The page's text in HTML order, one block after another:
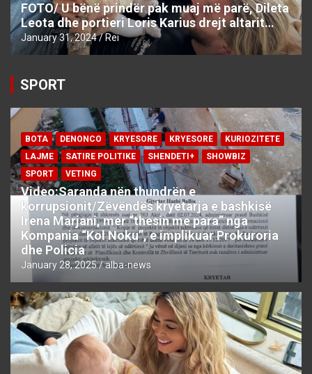
FOTO/ U bënë prindër pak muaj më parë, Dileta
Leota dhe portieri Loris Karius drejt altarit…
January 31, 2024 Rei
SPORT
BOTA DENONCO KRYESORE KRYESORE
KURIOZITETE
LAJME
SATIRE POLITIKE SHENDETI+
SHOWBIZ
SPORT
VETING
Video:Saranda nën thundrën e
korrupsionit/Zëvëndës kryetarja e bashkisë
Irena Marjani, mer “thesin me para” nga
Kompania “Kol Noku”, e implikuar Prokuroria
dhe Policia
January 28, 2025 alba-news